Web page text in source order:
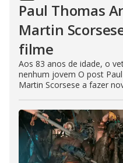
Paul Thomas
Martin
filme
Aos 83 anos de idade, o
nenhum jovem O post
Martin Scorsese a fazer